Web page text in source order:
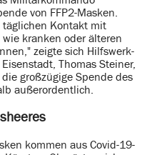
von FFP2-Masken.
täglichen Kontakt mit
kranken oder älteren
zeigte sich Hilfswerk-
Thomas Steiner,
großzügige Spende des
außerordentlich.
kommen aus Covid-19-